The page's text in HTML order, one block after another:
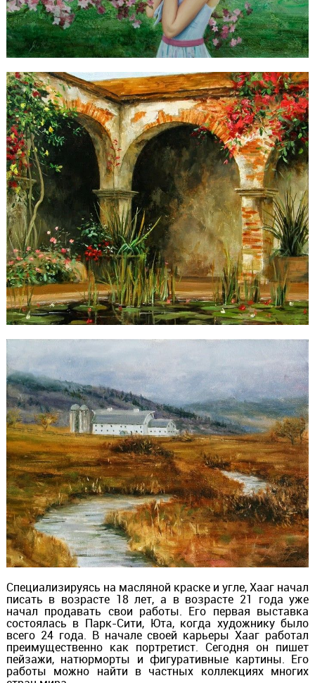
Специализируясь на масляной краске и угле, Хааг начал
писать в возрасте 18 лет, а в возрасте 21 года уже
начал продавать свои работы. Его первая выставка
состоялась в Парк-Сити, Юта, когда художнику было
всего 24 года. В начале своей карьеры Хааг работал
преимущественно как портретист. Сегодня он пишет
пейзажи, натюрморты и фигуративные картины. Его
работы можно найти в частных коллекциях многих